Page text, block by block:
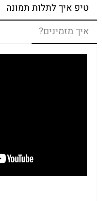
טיפ איך לתלות תמונה
איך מזמינים?